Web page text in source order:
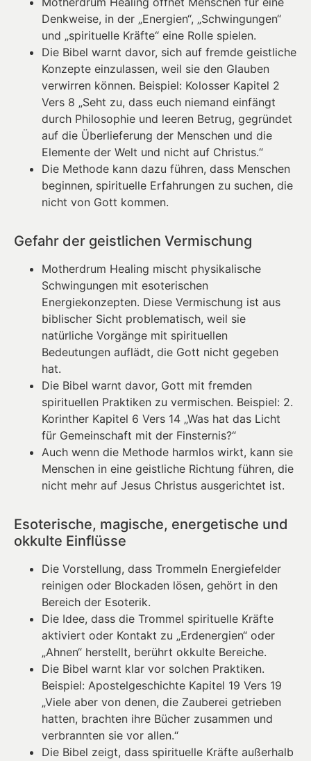
Denkweise, in der „Energien“, „Schwingungen“
und „spirituelle Kräfte“ eine Rolle spielen.
Die Bibel warnt davor, sich auf fremde geistliche
Konzepte einzulassen, weil sie den Glauben
verwirren können. Beispiel: Kolosser Kapitel 2
Vers 8 „Seht zu, dass euch niemand einfängt
durch Philosophie und leeren Betrug, gegründet
auf die Überlieferung der Menschen und die
Elemente der Welt und nicht auf Christus.“
Die Methode kann dazu führen, dass Menschen
beginnen, spirituelle Erfahrungen zu suchen, die
nicht von Gott kommen.
Gefahr der geistlichen Vermischung
Motherdrum Healing mischt physikalische
Schwingungen mit esoterischen
Energiekonzepten. Diese Vermischung ist aus
biblischer Sicht problematisch, weil sie
natürliche Vorgänge mit spirituellen
Bedeutungen auflädt, die Gott nicht gegeben
hat.
Die Bibel warnt davor, Gott mit fremden
spirituellen Praktiken zu vermischen. Beispiel: 2.
Korinther Kapitel 6 Vers 14 „Was hat das Licht
für Gemeinschaft mit der Finsternis?“
Auch wenn die Methode harmlos wirkt, kann sie
Menschen in eine geistliche Richtung führen, die
nicht mehr auf Jesus Christus ausgerichtet ist.
Esoterische, magische, energetische und
okkulte Einflüsse
Die Vorstellung, dass Trommeln Energiefelder
reinigen oder Blockaden lösen, gehört in den
Bereich der Esoterik.
Die Idee, dass die Trommel spirituelle Kräfte
aktiviert oder Kontakt zu „Erdenergien“ oder
„Ahnen“ herstellt, berührt okkulte Bereiche.
Die Bibel warnt klar vor solchen Praktiken.
Beispiel: Apostelgeschichte Kapitel 19 Vers 19
„Viele aber von denen, die Zauberei getrieben
hatten, brachten ihre Bücher zusammen und
verbrannten sie vor allen.“
Die Bibel zeigt, dass spirituelle Kräfte außerhalb